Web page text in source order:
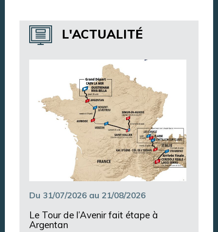
Annuaire des services
Annuaire des associations
Argentan Aujourd’hui
L'ACTUALITÉ
Du 31/07/2026 au 21/08/2026
Le Tour de l’Avenir fait étape à
Argentan